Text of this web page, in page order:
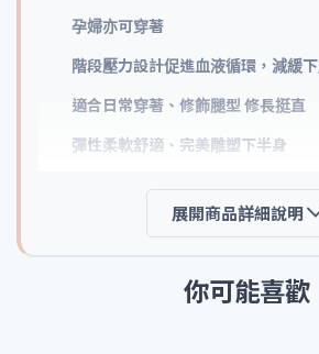
孕婦亦可穿著
階段壓力設計促進血液循環，減緩
適合日常穿著、修飾腿型 修長挺直
彈性柔軟舒適、完美雕塑下半身
展開商品詳細說明
你可能喜歡